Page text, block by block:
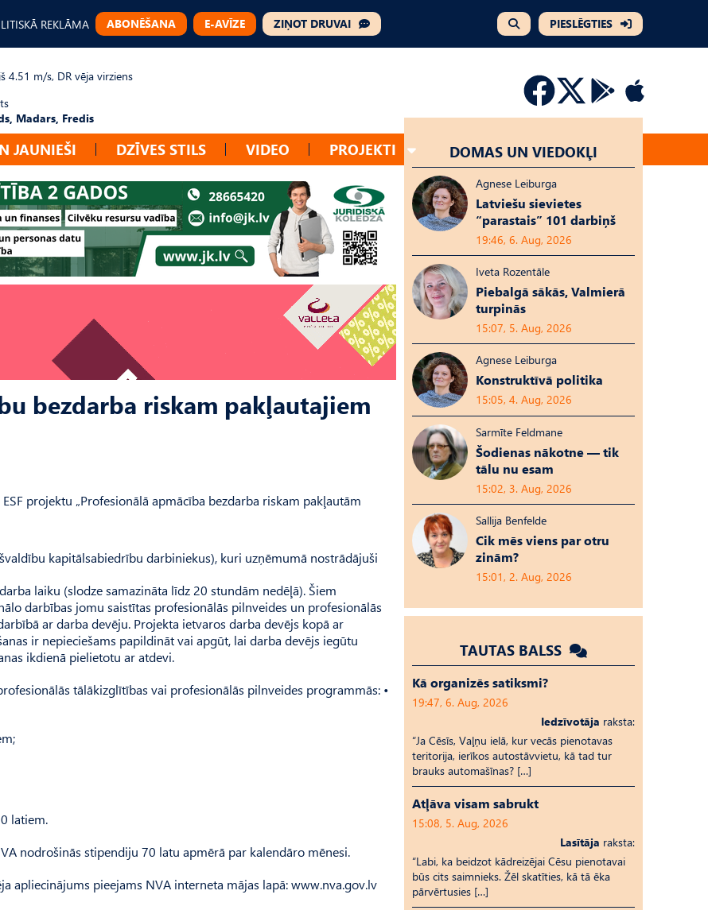
REKLĀMA ABONĒŠANA E-AVĪZE ZIŅOT DRUVAI PIESLĒGTIES
4.51 m/s, DR vēja virziens
Madars, Fredis
JAUNIEŠI DZĪVES STILS VIDEO PROJEKTI
bezdarba riskam pakļautajiem
projektu „Profesionālā apmācība bezdarba riskam pakļautām
kapitālsabiedrību darbiniekus), kuri uzņēmumā nostrādājuši
laiku (slodze samazināta līdz 20 stundām nedēļā). Šiem
darbības jomu saistītas profesionālās pilnveides un profesionālās
ar darba devēju. Projekta ietvaros darba devējs kopā ar
ir nepieciešams papildināt vai apgūt, lai darba devējs iegūtu
ikdienā pielietotu ar atdevi.
tālākizglītības vai profesionālās pilnveides programmās: •
latiem.
nodrošinās stipendiju 70 latu apmērā par kalendāro mēnesi.
apliecinājums pieejams NVA interneta mājas lapā: www.nva.gov.lv
DOMAS UN VIEDOKĻI
Agnese Leiburga
Latviešu sievietes
“parastais” 101 darbiņš
19:46, 6. Aug, 2026
Iveta Rozentāle
Piebalgā sākās, Valmierā
turpinās
15:07, 5. Aug, 2026
Agnese Leiburga
Konstruktīvā politika
15:05, 4. Aug, 2026
Sarmīte Feldmane
Šodienas nākotne — tik
tālu nu esam
15:02, 3. Aug, 2026
Sallija Benfelde
Cik mēs viens par otru
zinām?
15:01, 2. Aug, 2026
TAUTAS BALSS
Kā organizēs satiksmi?
19:47, 6. Aug, 2026
Iedzīvotāja raksta:
“Ja Cēsīs, Vaļņu ielā, kur vecās pienotavas
teritorija, ierīkos autostāvvietu, kā tad tur
brauks automašīnas? […]
Atļāva visam sabrukt
15:08, 5. Aug, 2026
Lasītāja raksta:
“Labi, ka beidzot kādreizējai Cēsu pienotavai
būs cits saimnieks. Žēl skatīties, kā tā ēka
pārvērtusies […]